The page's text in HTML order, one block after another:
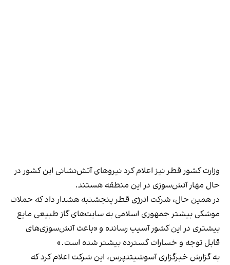
وزارت کشور قطر نیز اعلام کرد نیروهای آتش‌نشانی این کشور در
حال مهار آتش‌سوزی در این منطقه هستند.
در همین حال، شرکت انرژی قطر پنجشنبه هشدار داد که حملات
موشکی بیشتر جمهوری اسلامی به سایت‌های گاز طبیعی مایع
بیشتری در این کشور آسیب رسانده و «باعث آتش‌سوزی‌های
قابل توجه و خسارات گسترده بیشتر شده است.»
به گزارش خبرگزاری آسوشیتدپرس، این شرکت اعلام کرد که